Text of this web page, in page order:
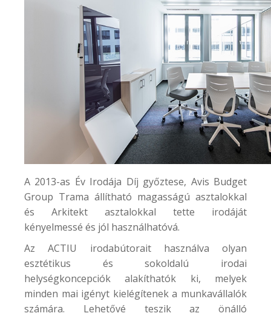
A 2013-as Év Irodája Díj győztese, Avis Budget
Group Trama állítható magasságú asztalokkal
és Arkitekt asztalokkal tette irodáját
kényelmessé és jól használhatóvá.
Az ACTIU irodabútorait használva olyan
esztétikus és sokoldalú irodai
helységkoncepciók alakíthatók ki, melyek
minden mai igényt kielégítenek a munkavállalók
számára. Lehetővé teszik az önálló